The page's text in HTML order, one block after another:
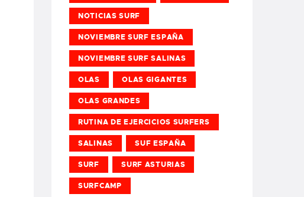
NOTICIAS SURF
NOVIEMBRE SURF ESPAÑA
NOVIEMBRE SURF SALINAS
OLAS OLAS GIGANTES
OLAS GRANDES
RUTINA DE EJERCICIOS SURFERS
SALINAS SUF ESPAÑA
SURF SURF ASTURIAS
SURFCAMP